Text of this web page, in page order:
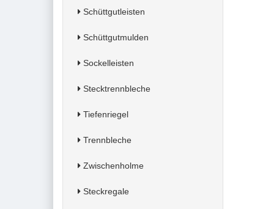
Schüttgutleisten
Schüttgutmulden
Sockelleisten
Stecktrennbleche
Tiefenriegel
Trennbleche
Zwischenholme
Steckregale